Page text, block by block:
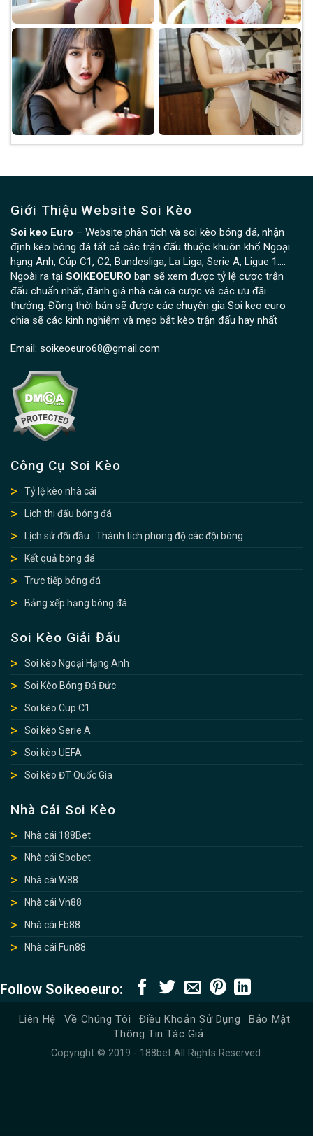
Giới Thiệu Website Soi Kèo
Soi keo Euro – Website phân tích và soi kèo bóng đá, nhận
định kèo bóng đá tất cả các trận đấu thuộc khuôn khổ Ngoại
hạng Anh, Cúp C1, C2, Bundesliga, La Liga, Serie A, Ligue 1….
Ngoài ra tại SOIKEOEURO bạn sẽ xem được tỷ lệ cược trận
đấu chuẩn nhất, đánh giá nhà cái cá cược và các ưu đãi
thưởng. Đồng thời bán sẽ được các chuyên gia Soi keo euro
chia sẽ các kinh nghiệm và mẹo bắt kèo trận đấu hay nhất
Email: soikeoeuro68@gmail.com
Công Cụ Soi Kèo
Tỷ lệ kèo nhà cái
Lịch thi đấu bóng đá
Lịch sử đối đầu : Thành tích phong độ các đội bóng
Kết quả bóng đá
Trực tiếp bóng đá
Bảng xếp hạng bóng đá
Soi Kèo Giải Đấu
Soi kèo Ngoại Hạng Anh
Soi Kèo Bóng Đá Đức
Soi kèo Cup C1
Soi kèo Serie A
Soi kèo UEFA
Soi kèo ĐT Quốc Gia
Nhà Cái Soi Kèo
Nhà cái 188Bet
Nhà cái Sbobet
Nhà cái W88
Nhà cái Vn88
Nhà cái Fb88
Nhà cái Fun88
Follow Soikeoeuro:
Liên Hệ Về Chúng Tôi Điều Khoản Sử Dụng
Bảo Mật
Thông Tin Tác Giả
Copyright © 2019 - 188bet All Rights Reserved.